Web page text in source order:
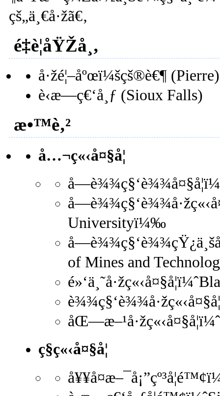
çš„ä¸€å·žã€‚
é‡è¦åŸŽå¸‚
å·žé¦–åºœï¼šçš®è€¶ (Pierre)
è‹æ—ç€‘å¸ƒ (Sioux Falls)
æ•™è‚²
å…¬ç«‹å¤§å­¦
Universityï¼‰
of Mines and
ç§ç«‹å¤§å­¦